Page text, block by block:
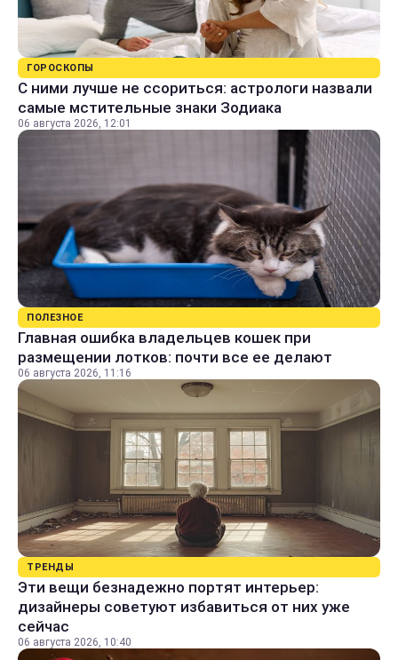
ГОРОСКОПЫ
С ними лучше не ссориться: астрологи назвали
самые мстительные знаки Зодиака
06 августа 2026, 12:01
ПОЛЕЗНОЕ
Главная ошибка владельцев кошек при
размещении лотков: почти все ее делают
06 августа 2026, 11:16
ТРЕНДЫ
Эти вещи безнадежно портят интерьер:
дизайнеры советуют избавиться от них уже
сейчас
06 августа 2026, 10:40